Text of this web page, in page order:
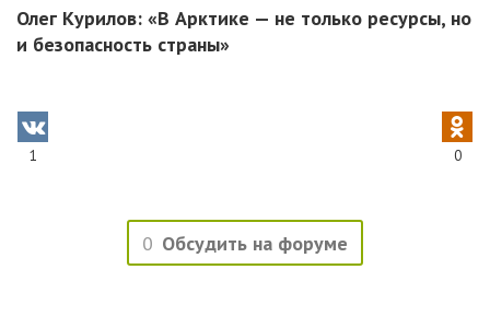
Олег Курилов: «В Арктике — не только ресурсы, но
и безопасность страны»
1 0
0 Обсудить на форуме